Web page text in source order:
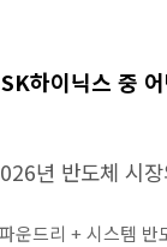
하이닉스 중
년 반도체 시
운드리 + 시스템 반